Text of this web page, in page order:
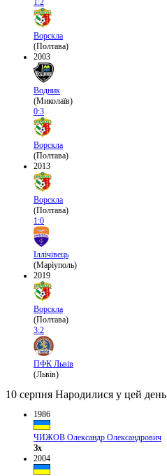
1:2
Ворскла
(Полтава)
2003
Водник
(Миколаїв)
0:3
Ворскла
(Полтава)
2013
Ворскла
(Полтава)
1:0
Іллічівець
(Маріуполь)
2019
Ворскла
(Полтава)
3:2
ПФК Львів
(Львів)
10 серпня Народилися у цей день
1986
ЧИЖОВ Олександр Олександрович
Зх
2004